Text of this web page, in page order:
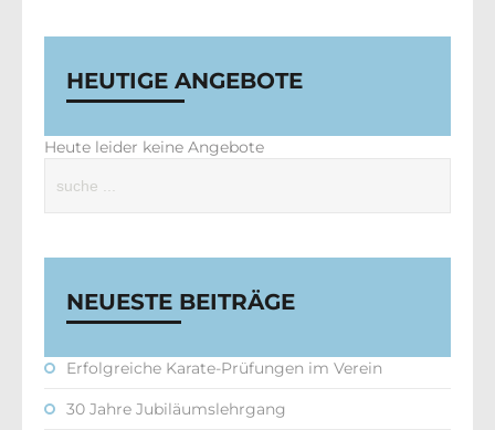
HEUTIGE ANGEBOTE
Heute leider keine Angebote
NEUESTE BEITRÄGE
Erfolgreiche Karate-Prüfungen im Verein
30 Jahre Jubiläumslehrgang